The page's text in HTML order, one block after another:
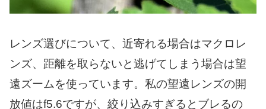
レンズ選びについて、近寄れる場合はマクロレ
ンズ、距離を取らないと逃げてしまう場合は望
遠ズームを使っています。私の望遠レンズの開
放値はf5.6ですが、絞り込みすぎるとブレるの